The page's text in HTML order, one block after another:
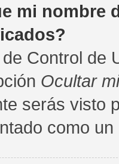
mi nombre
Control de
Ocultar
serás visto
como